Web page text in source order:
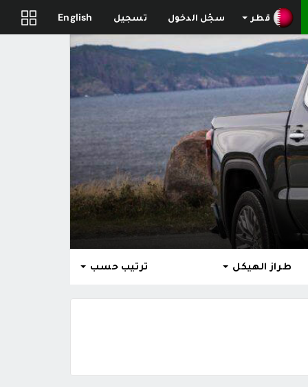
قطر سجّل الدخول تسجيل English
طراز الهيكل ترتيب حسب